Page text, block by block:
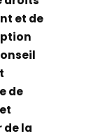
et de
de
de la